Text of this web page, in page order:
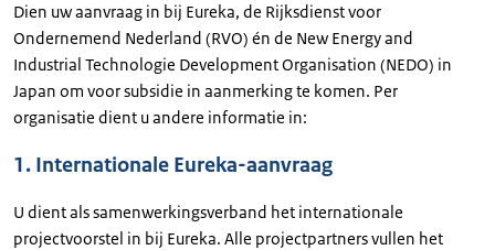
Dien uw aanvraag in bij Eureka, de Rijksdienst voor
Ondernemend Nederland (RVO) én de New Energy and
Industrial Technologie Development Organisation (NEDO) in
Japan om voor subsidie in aanmerking te komen. Per
organisatie dient u andere informatie in:
1. Internationale Eureka-aanvraag
U dient als samenwerkingsverband het internationale
projectvoorstel in bij Eureka. Alle projectpartners vullen het